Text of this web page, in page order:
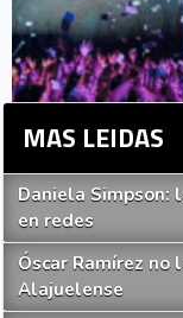
MAS LEIDAS
Daniela Simpson:
en redes
Óscar Ramírez
Alajuelense